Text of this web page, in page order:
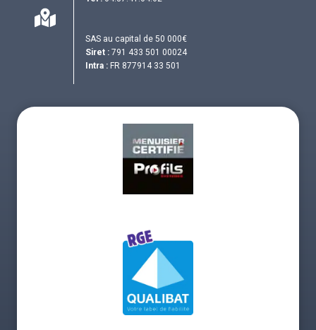
SAS au capital de 50 000€
Siret : 791 433 501 00024
Intra : FR 877914 33 501